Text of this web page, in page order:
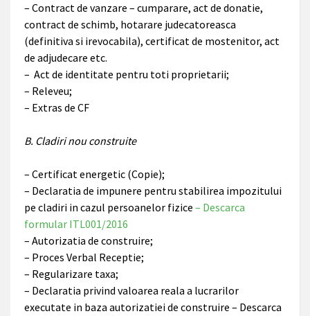
– Contract de vanzare – cumparare, act de donatie,
contract de schimb, hotarare judecatoreasca
(definitiva si irevocabila), certificat de mostenitor, act
de adjudecare etc.
– Act de identitate pentru toti proprietarii;
– Releveu;
– Extras de CF
B. Cladiri nou construite
– Certificat energetic (Copie);
– Declaratia de impunere pentru stabilirea impozitului
pe cladiri in cazul persoanelor fizice – Descarca
formular ITL001/2016
– Autorizatia de construire;
– Proces Verbal Receptie;
– Regularizare taxa;
– Declaratia privind valoarea reala a lucrarilor
executate in baza autorizatiei de construire – Descarca